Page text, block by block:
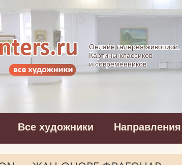
Allpainters.ru - картинная
Онлайн галерея живописи.
Картины классиков
и современников
Все художники